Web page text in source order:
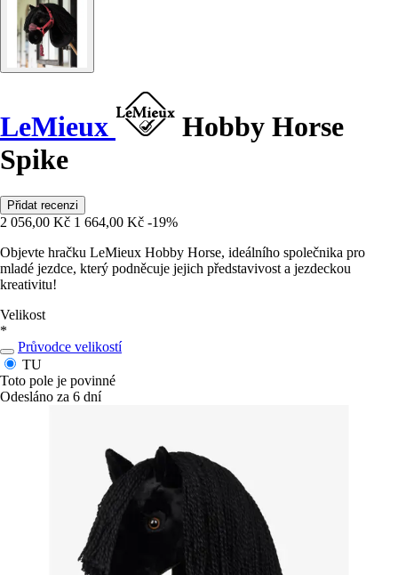
LeMieux
Hobby Horse
Spike
Přidat recenzi
2 056,00 Kč 1 664,00 Kč -19%
Objevte hračku LeMieux Hobby Horse, ideálního společnika pro
mladé jezdce, který podněcuje jejich představivost a jezdeckou
kreativitu!
Velikost
*
Průvodce velikostí
TU
Toto pole je povinné
Odesláno za 6 dní